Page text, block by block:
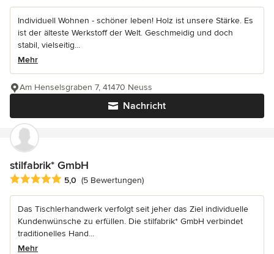
Individuell Wohnen - schöner leben! Holz ist unsere Stärke. Es
ist der älteste Werkstoff der Welt. Geschmeidig und doch
stabil, vielseitig...
Mehr
Nachricht
Am Henselsgraben 7, 41470 Neuss
stilfabrik* GmbH
Durchschnittliche Bewertung: 5 von 5 Sternen
5,0 (5 Bewertungen)
Das Tischlerhandwerk verfolgt seit jeher das Ziel individuelle
Kundenwünsche zu erfüllen. Die stilfabrik* GmbH verbindet
traditionelles Hand...
Mehr